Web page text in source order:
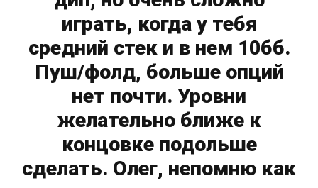
играть, когда у тебя
средний стек и в нем 10бб.
Пуш/фолд, больше опций
нет почти. Уровни
желательно ближе к
концовке подольше
сделать. Олег, непомню как